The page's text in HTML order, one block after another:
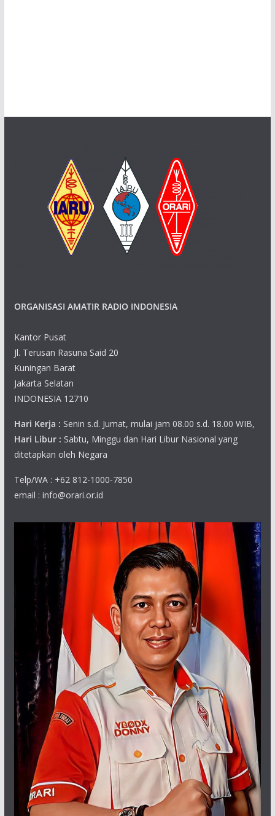
ORGANISASI AMATIR RADIO INDONESIA
Kantor Pusat
Jl. Terusan Rasuna Said 20
Kuningan Barat
Jakarta Selatan
INDONESIA 12710
Hari Kerja : Senin s.d. Jumat, mulai jam 08.00 s.d. 18.00 WIB,
Hari Libur : Sabtu, Minggu dan Hari Libur Nasional yang
ditetapkan oleh Negara
Telp/WA : +62 812-1000-7850
email : info@orari.or.id